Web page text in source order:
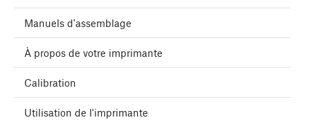
Manuels d'assemblage
À propos de votre imprimante
Calibration
Utilisation de l'imprimante